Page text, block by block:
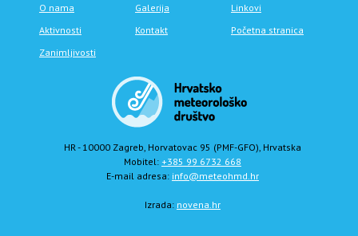
O nama Galerija
Linkovi
Aktivnosti
Kontakt
Početna stranica
Zanimljivosti
HR - 10000 Zagreb, Horvatovac 95 (PMF-GFO), Hrvatska
Mobitel: +385 99 6732 668
E-mail adresa: info@meteohmd.hr
Izrada: novena.hr